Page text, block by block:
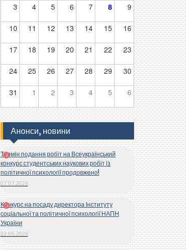
3 4 5 6 7 8 9
10 11 12 13 14 15 16
17 18 19 20 21 22 23
24 25 26 27 28 29 30
31 1 2 3 4 5 6
Анонси, новини
Термін подання робіт на Всеукраїнський
конкурс студентських наукових робіт із
політичної психології продовжено!
07.07.2026
Конкурс на посаду директора Інституту
соціальної та політичної психології НАПН
України
23.06.2026